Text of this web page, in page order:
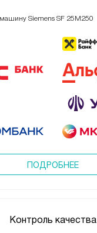
Siemens SF 25M250
ПОДРОБНЕЕ
Контроль качества